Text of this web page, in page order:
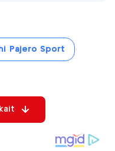
Pajero Sport